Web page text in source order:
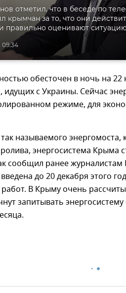
09:34
отметил, что в беседе по
крымчан за то, что они
правильно оценивают
обесточен в ночь на 22
идущих с Украины. Сейчас
режиме, для
называемого
энергосистема Крыма
сообщил ранее журналистам
до 20 декабря этого
работ. В Крыму очень
запитывать